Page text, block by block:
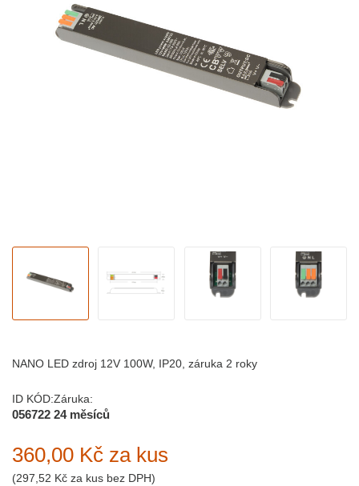
NANO LED zdroj 12V 100W, IP20, záruka 2 roky
ID KÓD:
056722
Záruka:
24 měsíců
360,00 Kč za kus
(297,52 Kč za kus bez DPH)